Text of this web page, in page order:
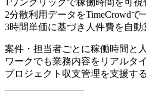
2分散利用データをTimeCrowdで
3時間単価に基づき人件費を自動
案件・担当者ごとに稼働時間と
ワークでも業務内容をリアルタ
プロジェクト収支管理を支援す